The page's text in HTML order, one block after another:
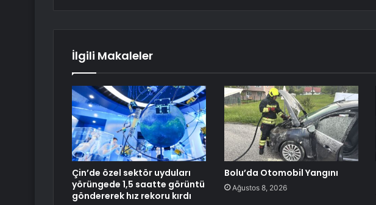
İlgili Makaleler
Çin’de özel sektör uyduları
yörüngede 1,5 saatte görüntü
göndererek hız rekoru kırdı
Bolu’da Otomobil Yangını
Ağustos 8, 2026